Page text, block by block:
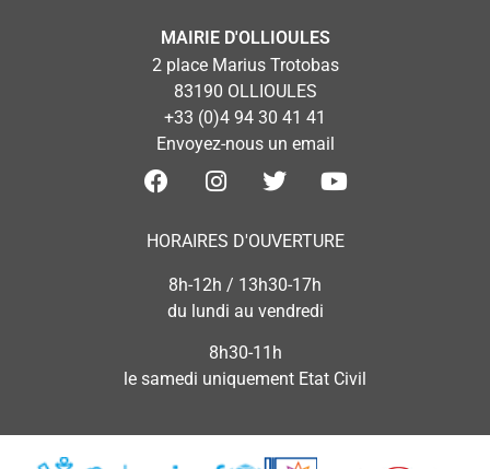
MAIRIE D'OLLIOULES
2 place Marius Trotobas
83190 OLLIOULES
+33 (0)4 94 30 41 41
Envoyez-nous un email
HORAIRES D'OUVERTURE
8h-12h / 13h30-17h
du lundi au vendredi
8h30-11h
le samedi uniquement Etat Civil